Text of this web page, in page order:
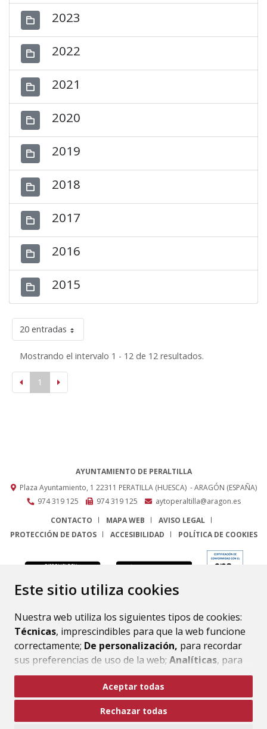
Este sitio utiliza cookies
Nuestra web utiliza los siguientes tipos de cookies:
Técnicas, imprescindibles para que la web funcione
correctamente; De personalización, para recordar
sus preferencias de uso de la web; Analíticas, para
mejorar el funcionamiento de la web y sus servicios.
Si acepta pulsando el botón“Aceptar todas”
consideramos que acepta su uso. Si pulsa el botón
Aceptar todas
Rechazar todas
2023
2022
2021
2020
2019
2018
2017
2016
2015
20 entradas
Mostrando el intervalo 1 - 12 de 12 resultados.
1
AYUNTAMIENTO DE PERALTILLA
Plaza Ayuntamiento, 1 22311 PERATILLA (HUESCA) - ARAGÓN (ESPAÑA)
974 319 125
974 319 125
aytoperaltilla@aragon.es
CONTACTO
MAPA WEB
AVISO LEGAL
PROTECCIÓN DE DATOS
ACCESIBILIDAD POLÍTICA DE COOKIES